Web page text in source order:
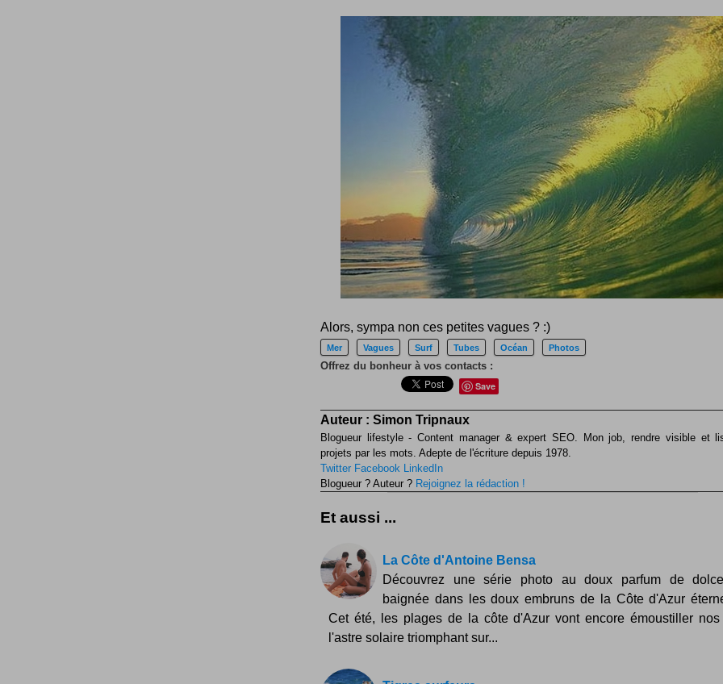
Alors, sympa non ces petites vagues ? :)
Mer Vagues Surf Tubes Océan Photos
Offrez du bonheur à vos contacts :
Save
Auteur : Simon Tripnaux
Blogueur lifestyle - Content manager & expert SEO. Mon job, rendre visible et
projets par les mots. Adepte de l'écriture depuis 1978.
Twitter Facebook LinkedIn
Blogueur ? Auteur ? Rejoignez la rédaction !
Et aussi ...
La Côte d'Antoine Bensa
Découvrez une série photo au doux parfum de
baignée dans les doux embruns de la Côte d'Azur
Cet été, les plages de la côte d'Azur vont encore émoustiller nos
l'astre solaire triomphant sur...